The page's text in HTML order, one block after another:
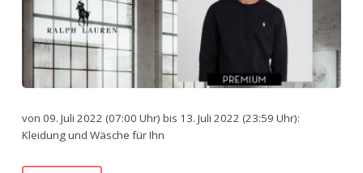
von 09. Juli 2022 (07:00 Uhr) bis 13. Juli 2022 (23:59 Uhr):
Kleidung und Wäsche für Ihn